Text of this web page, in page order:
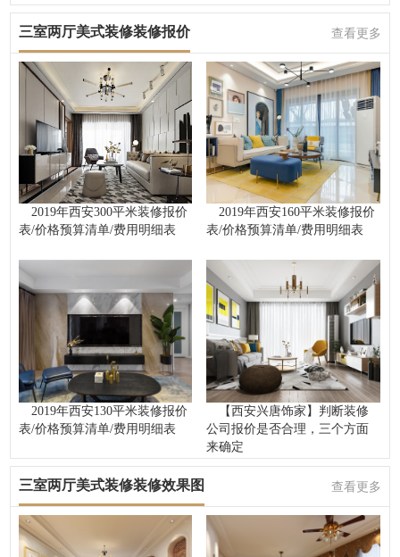
三室两厅美式装修装修报价 查看更多
2019年西安300平米装修报价
表/价格预算清单/费用明细表
2019年西安160平米装修报价
表/价格预算清单/费用明细表
2019年西安130平米装修报价
表/价格预算清单/费用明细表
【西安兴唐饰家】判断装修
公司报价是否合理，三个方面
来确定
三室两厅美式装修装修效果图 查看更多